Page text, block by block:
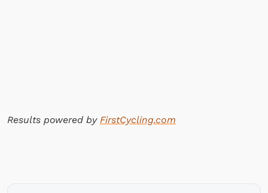
Results powered by FirstCycling.com